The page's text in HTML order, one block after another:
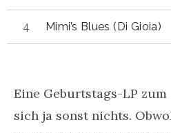
Mimi’s Blues (Di Gioia)
Eine Geburtstags-LP
sich ja sonst nichts.